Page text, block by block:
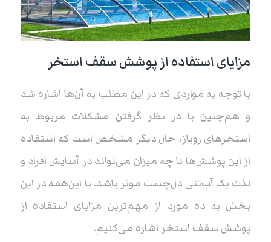
مزایای استفاده از پوشش سقف استخر
با توجه به مواردی که در این مطلب به آن‌ها اشاره شد
و هم‌چنین با در نظر گرفتن مشکلات مربوط به
استخرهای روباز، حال دیگر مشخص است که استفاده
از این پوشش‌ها تا چه میزان می‌تواند در آسایش افراد و
لذت یک آب‌تنی دل‌چسب موثر باشد. با این‌همه در این
بخش به ده مورد از مهم‌ترین مزایای استفاده از
پوشش سقف استخر اشاره می‌کنیم.